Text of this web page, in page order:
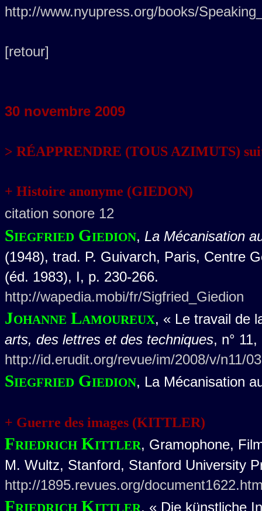
http://www.nyupress.org/books/
[retour]
30 novembre 2009
> RÉAPPRENDRE (TOUS AZIMUTS)
+ Histoire anonyme (GIEDON)
citation sonore 12
Siegfried Giedion, La Mécanisation
(1948), trad. P. Guivarch, Paris, Centre
(éd. 1983), I, p. 230-266.
http://wapedia.mobi/fr/Sigfried_Giedion
Johanne Lamoureux, « Le travail de
arts, des lettres et des techniques, n°
http://id.erudit.org/revue/im/2008/v/n11/
Siegfried Giedion, La Mécanisation
+ Guerre des images (KITTLER)
Friedrich Kittler, Gramophone,
M. Wultz, Stanford, Stanford University
http://1895.revues.org/
Friedrich Kittler, « Die künstliche